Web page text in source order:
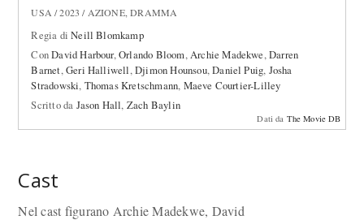
USA / 2023 / AZIONE, DRAMMA
Regia diNeill Blomkamp
ConDavid Harbour,Orlando Bloom,Archie Madekwe,Darren
Barnet,Geri Halliwell,Djimon Hounsou,Daniel Puig, Josha
Stradowski, Thomas Kretschmann, Maeve Courtier-Lilley
Scritto da Jason Hall, Zach Baylin
Dati da The Movie DB
Cast
Nel cast figurano Archie Madekwe, David